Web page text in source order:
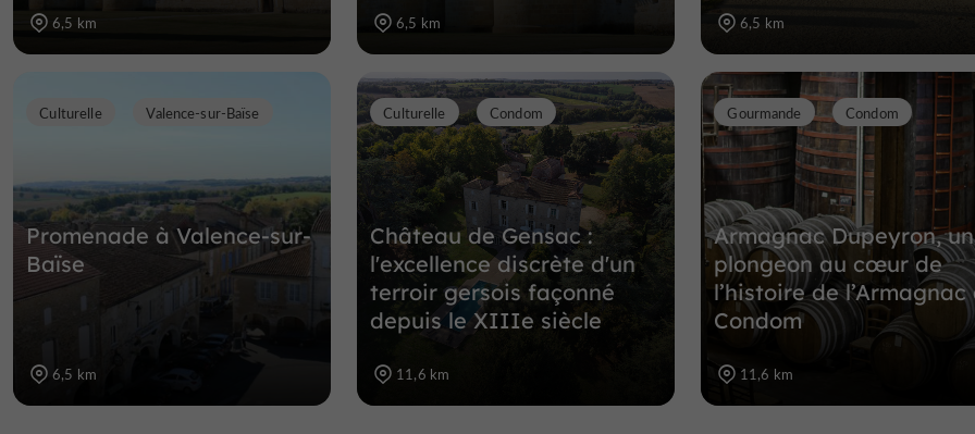
6,5 km 6,5 km 6,5 km
Promenade à Valence-sur-
Baïse
Culturelle Valence-sur-Baïse
6,5 km
Château de Gensac :
l'excellence discrète d'un
terroir gersois façonné
depuis le XIIIe siècle
Culturelle Condom
11,6 km
Armagnac Dupeyron, un
plongeon au cœur de
l’histoire de l’Armagnac
Condom
Gourmande Condom
11,6 km